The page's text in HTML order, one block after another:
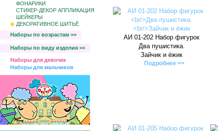
ФОНАРИКИ
СТИКЕР-ДЕКОР АППЛИКАЦИЯ
ШЕЙКЕРЫ
ДЕКОРАТИВНОЕ ШИТЬЁ
Наборы по возрастам >>
Наборы по виду изделия >>
Наборы для девочек
Наборы для мальчиков
АИ 01-202 Набор фигурок
Два пушистика.
Зайчик и ёжик
Подробнее >>